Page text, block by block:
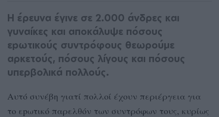
Η έρευνα έγινε σε 2.000 άνδρες και
γυναίκες και αποκάλυψε πόσους
εpωτικούς συντρόφους θεωρούμε
αρκετούς, πόσους λίγους και πόσους
υπερβολικά πολλούς.
Αυτό συνέβη γιατί πολλοί έχουν περιέργεια για
το εpωτικό παρελθόν των συντρόφων τους, κυρίως